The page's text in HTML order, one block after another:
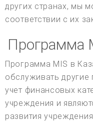
других странах, мы
соответствии с их
Программа
Программа MIS в
обслуживать другие
учет финансовых
учреждения и
развития учреждения.